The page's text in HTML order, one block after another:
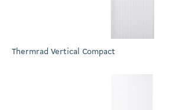
Thermrad Vertical Compact